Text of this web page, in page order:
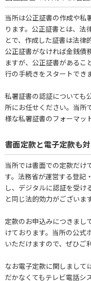
当所は公正証書の作成や私
ります。公正証書とは、法
とで、作成した証書は法律
公正証書がなければ金銭債
ますが、公正証書があるこ
行の手続きをスタートできま
私署証書の認証についても
所にお任せください。当所
様な私署証書のフォーマッ
書面定款と電子定款も
当所では書面での定款だけ
す。法務省が運営する登記
し、デジタルに認証を受け
と同じ法的効力がございま
定款のお申込みにつきまし
けております。当所の公式
いただけますので、ぜひご
なお電子定款に関しまして
だかなくてもテレビ電話シ